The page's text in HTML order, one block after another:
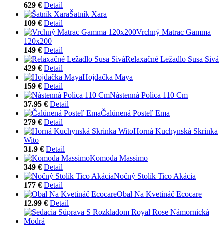
629 € Detail
Šatník Xara
109 € Detail
Vrchný Matrac Gamma
120x200
149 € Detail
Relaxačné Ležadlo Susa Sivá
429 € Detail
Hojdačka Maya
159 € Detail
Nástenná Polica 110 Cm
37.95 € Detail
Čalúnená Posteľ Ema
279 € Detail
Horná Kuchynská Skrinka
Wito
31.9 € Detail
Komoda Massimo
349 € Detail
Nočný Stolík Tico Akácia
177 € Detail
Obal Na Kvetináč Ecocare
12.99 € Detail